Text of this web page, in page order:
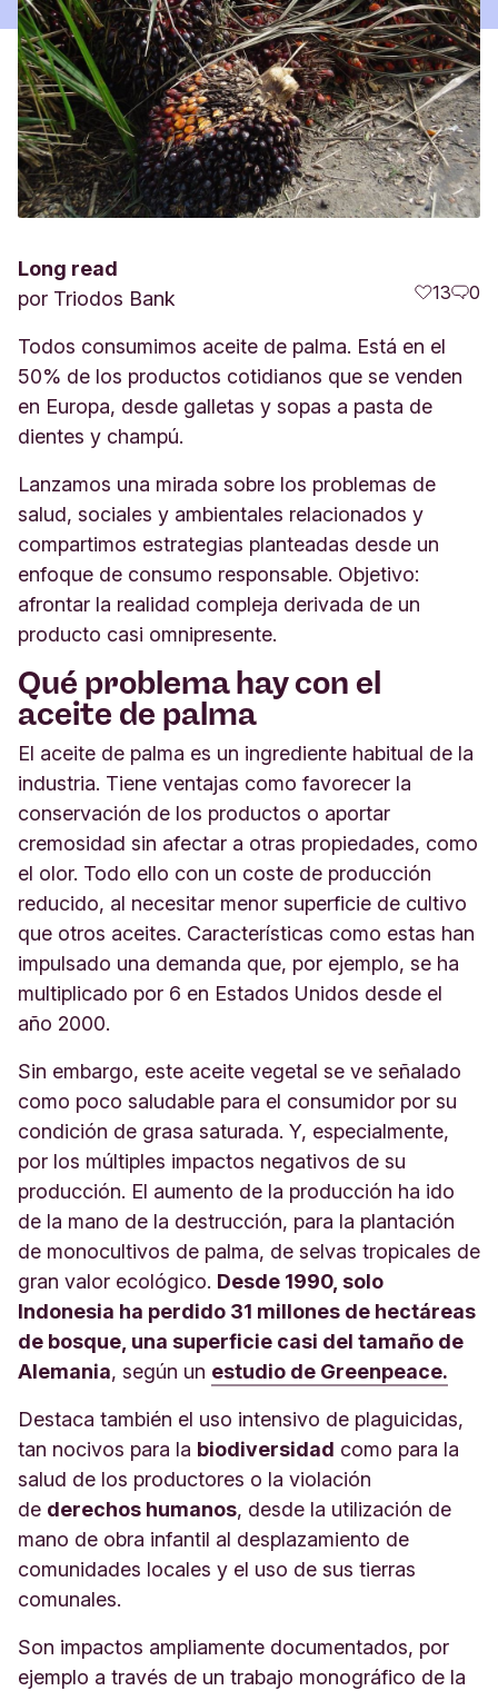
Long read
por Triodos Bank 13 0
Todos consumimos aceite de palma. Está en el
50% de los productos cotidianos que se venden
en Europa, desde galletas y sopas a pasta de
dientes y champú.
Lanzamos una mirada sobre los problemas de
salud, sociales y ambientales relacionados y
compartimos estrategias planteadas desde un
enfoque de consumo responsable. Objetivo:
afrontar la realidad compleja derivada de un
producto casi omnipresente.
Qué problema hay con el
aceite de palma
El aceite de palma es un ingrediente habitual de la
industria. Tiene ventajas como favorecer la
conservación de los productos o aportar
cremosidad sin afectar a otras propiedades, como
el olor. Todo ello con un coste de producción
reducido, al necesitar menor superficie de cultivo
que otros aceites. Características como estas han
impulsado una demanda que, por ejemplo, se ha
multiplicado por 6 en Estados Unidos desde el
año 2000.
Sin embargo, este aceite vegetal se ve señalado
como poco saludable para el consumidor por su
condición de grasa saturada. Y, especialmente,
por los múltiples impactos negativos de su
producción. El aumento de la producción ha ido
de la mano de la destrucción, para la plantación
de monocultivos de palma, de selvas tropicales de
gran valor ecológico. Desde 1990, solo
Indonesia ha perdido 31 millones de hectáreas
de bosque, una superficie casi del tamaño de
Alemania, según un estudio de Greenpeace.
Destaca también el uso intensivo de plaguicidas,
tan nocivos para la biodiversidad como para la
salud de los productores o la violación
de derechos humanos, desde la utilización de
mano de obra infantil al desplazamiento de
comunidades locales y el uso de sus tierras
comunales.
Son impactos ampliamente documentados, por
ejemplo a través de un trabajo monográfico de la